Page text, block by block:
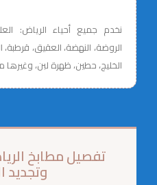
نخدم جميع أحياء الرياض:
الروضة، النهضة، العقيق، قرطبة،
الخليج، حطين، ظهرة لبن،
تفصيل مطابخ
وتجديد